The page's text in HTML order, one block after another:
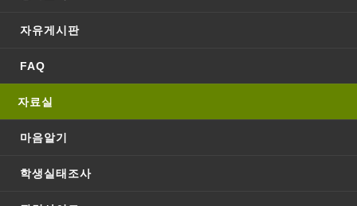
자유게시판
FAQ
자료실
마음알기
학생실태조사
TCI 검
드립니